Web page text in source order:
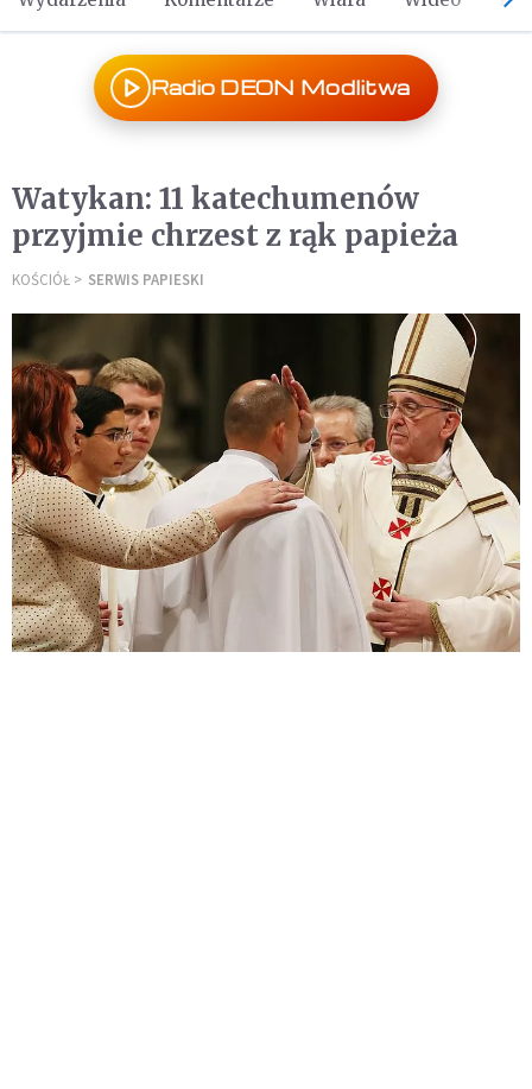
Radio DEON Modlitwa
Watykan: 11 katechumenów
przyjmie chrzest z rąk papieża
KOŚCIÓŁ SERWIS PAPIESKI